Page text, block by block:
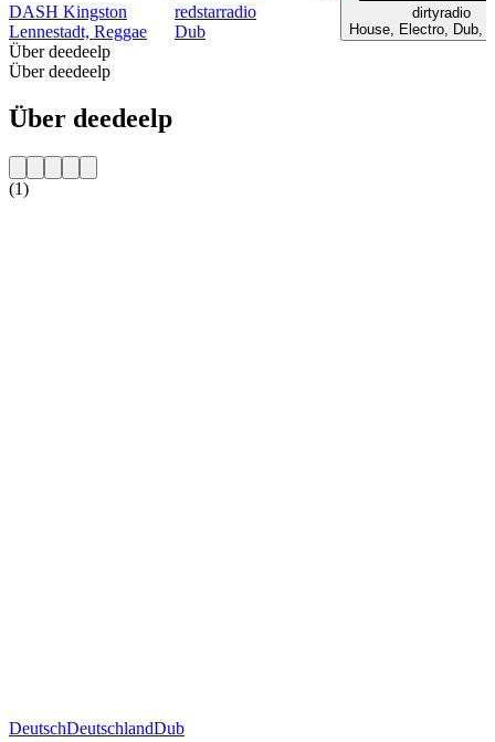
DASH Kingston
Lennestadt, Reggae
redstarradio
Dub
dirtyradio
House, Electro, Dub,
Über deedeelp
Über deedeelp
Über deedeelp
(1)
DeutschDeutschlandDub